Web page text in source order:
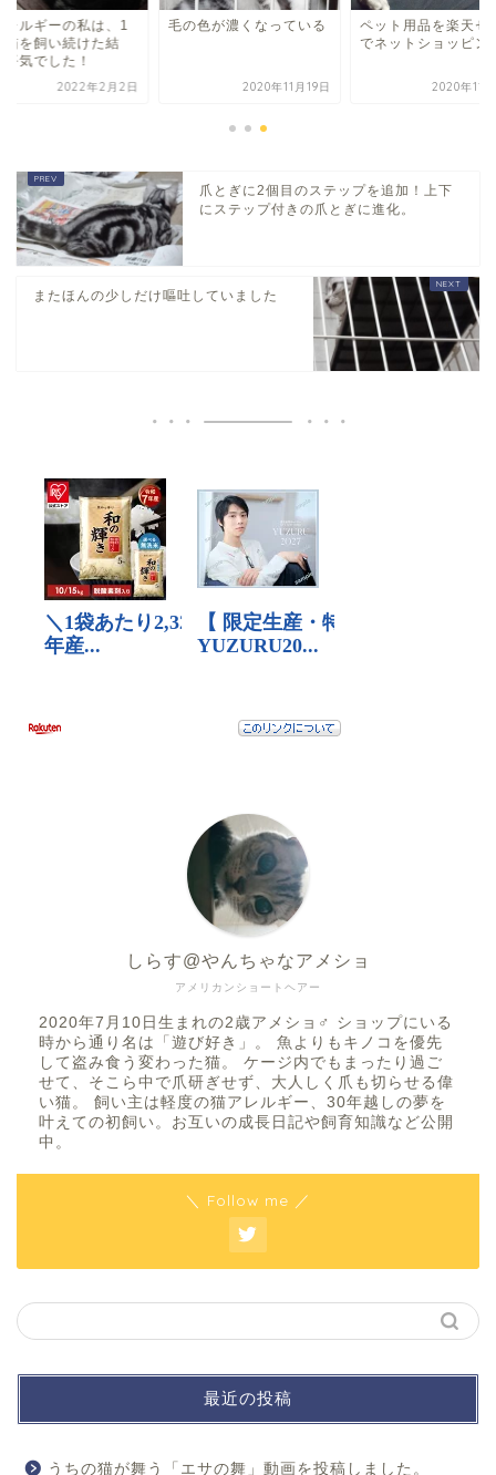
レルギーの私は、1
猫を飼い続けた結
平気でした！
2022年2月2日
毛の色が濃くなっている
2020年11月19日
ペット用品を楽天セ
でネットショッピン
2020年11
爪とぎに2個目のステップを追加！上下
にステップ付きの爪とぎに進化。
またほんの少しだけ嘔吐していました
アメリカンショートヘアー
しらす@やんちゃなアメショ
2020年7月10日生まれの2歳アメショ♂ ショップにいる
時から通り名は「遊び好き」。 魚よりもキノコを優先
して盗み食う変わった猫。 ケージ内でもまったり過ご
せて、そこら中で爪研ぎせず、大人しく爪も切らせる偉
い猫。 飼い主は軽度の猫アレルギー、30年越しの夢を
叶えての初飼い。お互いの成長日記や飼育知識など公開
中。
＼ Follow me ／
最近の投稿
うちの猫が舞う「エサの舞」動画を投稿しました。